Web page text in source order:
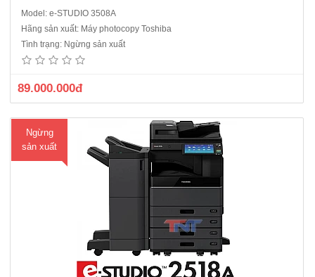
Model: e-STUDIO 3508A
Hãng sản xuất: Máy photocopy Toshiba
Tình trạng: Ngừng sản xuất
89.000.000đ
Ngừng
sản xuất
Máy photocopy Toshiba e-Studio 2518A mới 100% ( Miễn phí vận
chuyển lắp đặt toàn quốc ) Chức năng chuẩn : Copy - In - Scan màu -
Kết nối mạng.Màn hình LCD cảm ứng màu 10.1 InchTốc độ copy : 25
tờ/phút.Khay đựng giấy : 550 tờ x 2 khay..